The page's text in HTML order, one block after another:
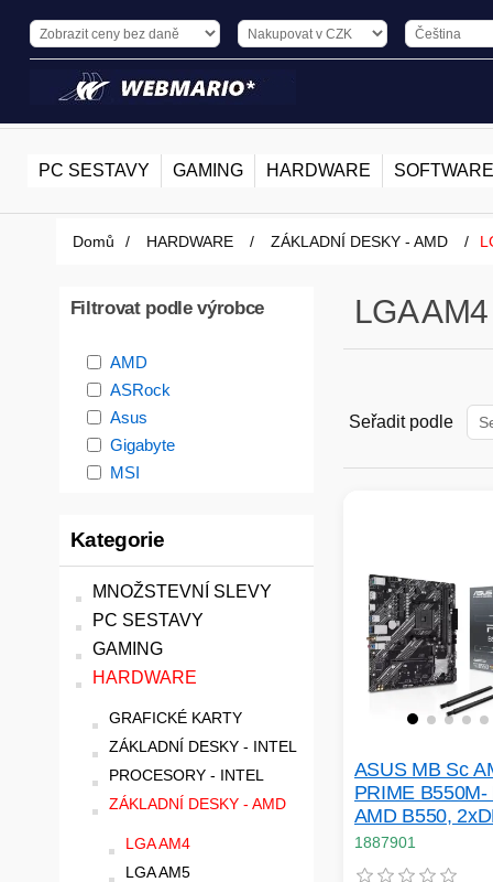
PC SESTAVY GAMING HARDWARE SOFTWARE
Domů / HARDWARE / ZÁKLADNÍ DESKY - AMD /
Filtrovat podle výrobce
AMD
ASRock
Asus
Gigabyte
MSI
Kategorie
MNOŽSTEVNÍ SLEVY
PC SESTAVY
GAMING
HARDWARE
GRAFICKÉ KARTY
ZÁKLADNÍ DESKY - INTEL
PROCESORY - INTEL
ZÁKLADNÍ DESKY - AMD
LGA AM4
LGA AM5
LGA AM4
Seřadit podle
ASUS MB Sc
PRIME B550M-
AMD B550,
2xDDR4,
mATX
1887901